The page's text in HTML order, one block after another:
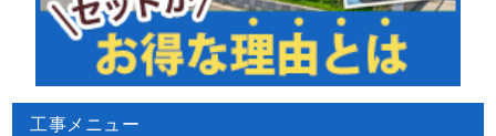
工事メニュー